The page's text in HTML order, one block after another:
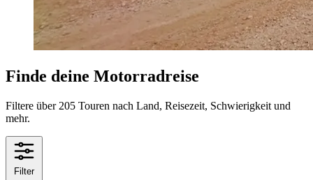
Finde deine Motorradreise
Filtere über 205 Touren nach Land, Reisezeit, Schwierigkeit und
mehr.
Filter